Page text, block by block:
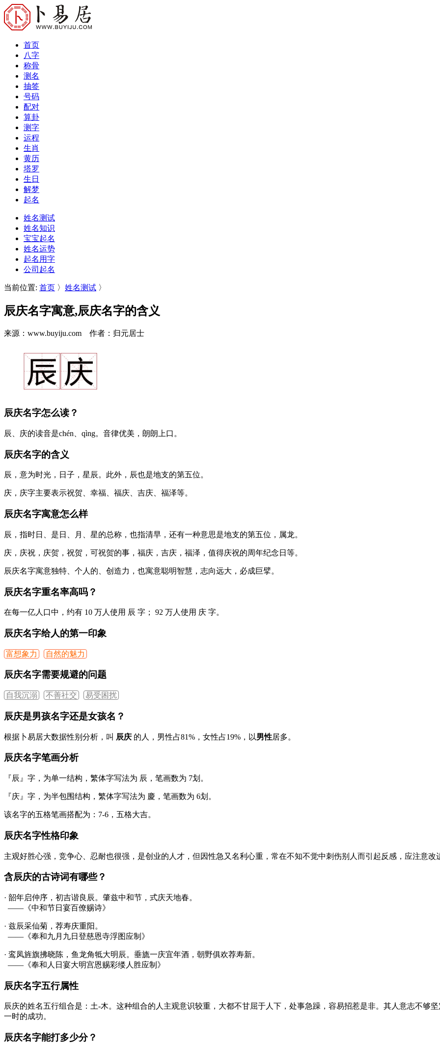
首页
八字
称骨
测名
抽签
号码
配对
算卦
测字
运程
生肖
黄历
塔罗
生日
解梦
起名
姓名测试
姓名知识
宝宝起名
姓名运势
起名用字
公司起名
当前位置: 首页 〉 姓名测试 〉
辰庆名字寓意,辰庆名字的含义
来源：www.buyiju.com 作者：归元居士
辰庆名字怎么读？
辰 庆的读音是chén、qìng。音律优美，朗朗上口。
辰庆名字的含义
辰 ，意为时光，日子，星辰。此外，辰也是地支的第五位。
庆 ，庆字主要表示祝贺、幸福、福庆、吉庆、福泽等。
辰庆名字寓意怎么样
辰 ，指时日、是日、月、星的总称，也指清早，还有一种意思是地支的第五位，属龙。
庆 ，庆祝，庆贺，祝贺，可祝贺的事，福庆，吉庆，福泽，值得庆祝的周年纪念日等。
辰庆名字寓意独特、个人的、创造力，也寓意聪明智慧，志向远大，必成巨擘。
辰庆名字重名率高吗？
在每一亿人口中，约有 10 万人使用 辰 字； 92 万人使用 庆 字。
辰庆名字给人的第一印象
富想象力 自然的魅力
辰庆名字需要规避的问题
自我沉溺 不善社交 易受困扰
辰庆是男孩名字还是女孩名？
根据卜易居大数据性别分析，叫 辰庆 的人，男性占81% ，女性占19% ，以男性居多。
辰庆名字笔画分析
『辰』 字，为单一结构，繁体字写法为 辰 ，笔画数为 7划。
『庆』 字，为半包围结构，繁体字写法为 慶 ，笔画数为 6划。
该名字的五格笔画搭配为： 7-6 ，五格大吉。
辰庆名字性格印象
主观好胜心强，竞争心、忍耐也很强，是创业的人才，但因性急又名利心重，常在不知不觉中刺伤别人而引起反感，应注意改
含辰庆的古诗词有哪些？
· 韶年启仲序，初吉谐良 辰。肇兹中和节，式庆天地春。
——《中和节日宴百僚赐诗》
· 兹辰采仙菊，荐寿庆重阳。
——《奉和九月九日登慈恩寺浮图应制》
· 鸾凤旌旗拂晓陈，鱼龙角牴大明 辰。垂旒一庆宜年酒，朝野俱欢荐寿新。
——《奉和人日宴大明宫恩赐彩缕人胜应制》
辰庆名字五行属性
辰庆的姓名五行组合是： 土-木。这种组合的人主观意识较重，大都不甘屈于人下，处事急躁，容易招惹是非。其人意志不够
一时的成功。
辰庆名字能打多少分？